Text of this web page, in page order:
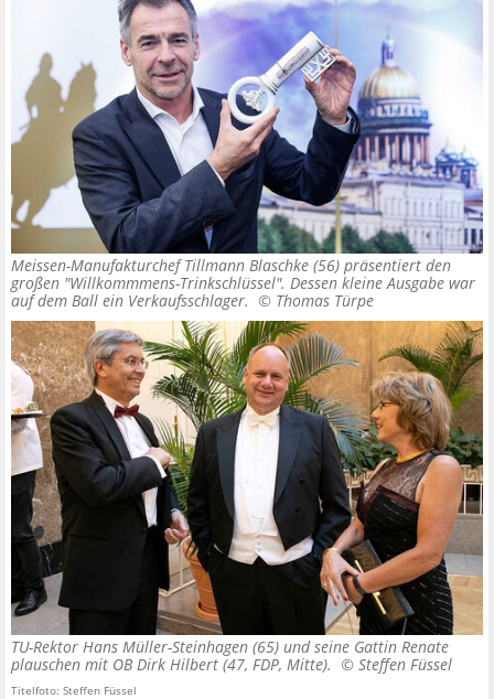
Meissen-Manufakturchef Tillmann Blaschke (56) präsentiert den
großen "Willkommmens-Trinkschlüssel". Dessen kleine Ausgabe war
auf dem Ball ein Verkaufsschlager. © Thomas Türpe
TU-Rektor Hans Müller-Steinhagen (65) und seine Gattin Renate
plauschen mit OB Dirk Hilbert (47, FDP, Mitte). © Steffen Füssel
Titelfoto: Steffen Füssel